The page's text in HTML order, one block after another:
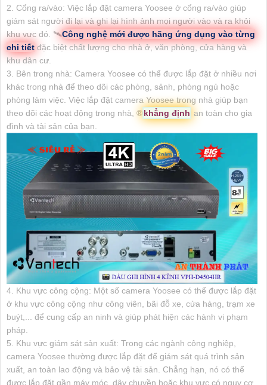
2. Cổng ra/vào: Việc lắp đặt camera Yoosee ở cổng ra/vào giúp
giám sát người đi lại và ghi lại hình ảnh mọi người vào và ra khỏi
khu vực đó. 🛰Công nghệ mới được hãng ứng dụng vào từng
chi tiết đặc biệt chất lượng cho nhà ở, văn phòng, cửa hàng và
khu dân cư.
3. Bên trong nhà: Camera Yoosee có thể được lắp đặt ở nhiều nơi
khác trong nhà để theo dõi các phòng, sảnh, phòng ngủ hoặc
phòng làm việc. Việc lắp đặt camera Yoosee trong nhà giúp bạn
theo dõi các hoạt động trong nhà, ®️khẳng định an toàn cho gia
đình và tài sản của bạn.
4. Khu vực công cộng: Một số camera Yoosee có thể được lắp đặt
ở khu vực công cộng như công viên, bãi đỗ xe, cửa hàng, trạm xe
buýt,... để cung cấp an ninh và giúp phát hiện các hành vi phạm
pháp.
5. Khu vực giám sát sản xuất: Trong các ngành công nghiệp,
camera Yoosee thường được lắp đặt để giám sát quá trình sản
xuất, an toàn lao động và bảo vệ tài sản. Chẳng hạn, nó có thể
được lắp đặt gần máy móc, dây chuyền hoặc khu vực có nguy cơ